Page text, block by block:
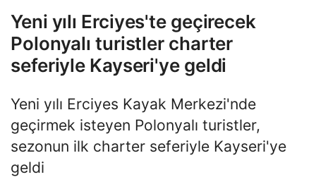
Yeni yılı Erciyes'te geçirecek
Polonyalı turistler charter
seferiyle Kayseri'ye geldi
Yeni yılı Erciyes Kayak Merkezi'nde
geçirmek isteyen Polonyalı turistler,
sezonun ilk charter seferiyle Kayseri'ye
geldi